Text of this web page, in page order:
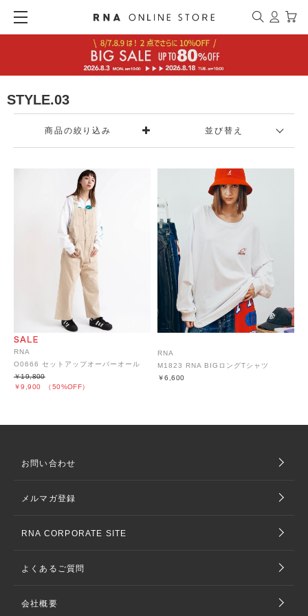
STYLE.03
商品の絞り込み 並び替え
RNA
O0666 セットアップオーバーオール
￥9,900 （50%OFF）
￥19,800
RNA
M1823 RNA BIGロングTシャツ
￥6,600
お問い合わせ
メルマガ登録
RNA CORPORATE SITE
よくあるご質問
会社概要